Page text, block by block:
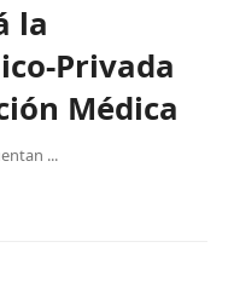
la
Privada
Médica
...